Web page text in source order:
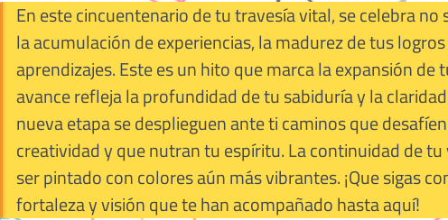
En este cincuentenario de tu travesía vital, se celebra no
la acumulación de experiencias, la madurez de tus
aprendizajes. Este es un hito que marca la expansión de
avance refleja la profundidad de tu sabiduría y la
nueva etapa se desplieguen ante ti caminos que
creatividad y que nutran tu espíritu. La continuidad de tu
ser pintado con colores aún más vibrantes. ¡Que sigas
fortaleza y visión que te han acompañado hasta aquí!